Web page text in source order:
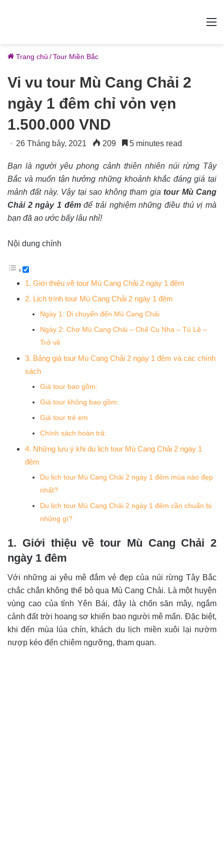
Trang chủ /Tour Miền Bắc
Vi vu tour Mù Cang Chải 2
ngày 1 đêm chỉ vỏn vẹn
1.500.000 VND
26 Tháng bảy, 2021 209 5 minutes read
Bạn là người yêu phong cảnh thiên nhiên núi rừng Tây
Bắc và muốn tận hưởng những khoảnh khắc đáng giá tại
mảnh đất này. Vậy tại sao không tham giatour Mù Cang
Chải 2 ngày 1 đêmđể trải nghiệm những điều thú vị mà
bạn đã ao ước bấy lâu nhỉ!
Nội dung chính
1. Giới thiệu về tour Mù Cang Chải 2 ngày 1 đêm
2. Lịch trình tour Mù Cang Chải 2 ngày 1 đêm
Ngày 1: Di chuyển đến Mù Cang Chải
Ngày 2: Chợ Mù Cang Chải – Chế Cu Nha – Tú Lệ –
Trở về
3. Bảng giá tour Mù Cang Chải 2 ngày 1 đêm và các chính
sách
Giá tour bao gồm:
Giá tour không bao gồm:
Giá tour trẻ em
Chính sách hoàn trả:
4. Những lưu ý khi du lịch tour Mù Cang Chải 2 ngày 1
đêm
Du lịch tour Mù Cang Chải 2 ngày 1 đêm mùa nào đẹp
nhất?
Du lịch tour Mù Cang Chải 2 ngày 1 đêm cần chuẩn bị
những gì?
1. Giới thiệu về tour Mù Cang Chải 2
ngày 1 đêm
Với những ai yêu mê đắm vẻ đẹp của núi rừng Tây Bắc
chắc chắn không thể bỏ qua Mù Cang Chải. Là một huyện
vùng cao của tỉnh Yên Bái, đây là chốn săn mây, ngắm
cảnh đất trời hoang sơ khiến bao người mê mẩn. Đặc biệt,
khi đến mùa lúa chín, khách du lịch miền xuôi lại nườm
nượp kéo đến chiêm ngưỡng, tham quan.